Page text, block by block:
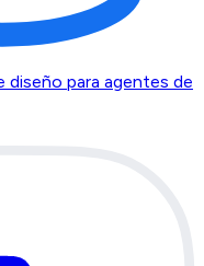
para agentes de